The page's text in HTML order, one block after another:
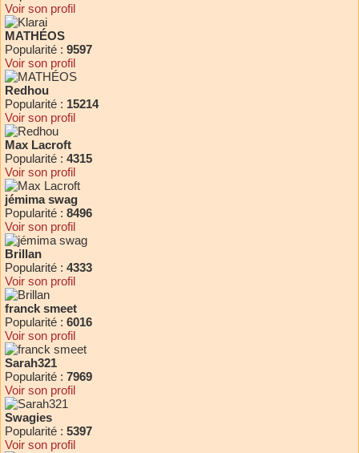
Voir son profil
MATHÉOS
Popularité : 9597
Voir son profil
Redhou
Popularité : 15214
Voir son profil
Max Lacroft
Popularité : 4315
Voir son profil
jémima swag
Popularité : 8496
Voir son profil
Brillan
Popularité : 4333
Voir son profil
franck smeet
Popularité : 6016
Voir son profil
Sarah321
Popularité : 7969
Voir son profil
Swagies
Popularité : 5397
Voir son profil